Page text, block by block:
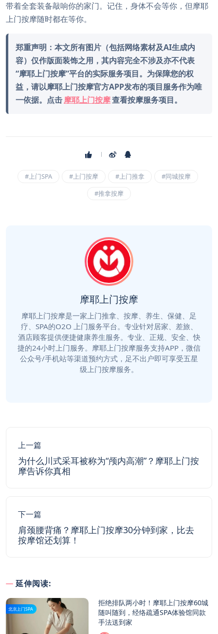
带着全套装备敲响你的家门。记住，身体不会等你，但摩耶
上门按摩随时都在等你。
郑重声明：本文所有图片（包括网络素材及AI生成内
容）仅作版面装饰之用，其内容完全不涉及亦不代表
“摩耶上门按摩”平台的实际服务项目。为保障您的权
益，请以摩耶上门按摩官方APP发布的项目服务作为唯
一依据。点击摩耶上门按摩查看按摩服务项目。
#上门SPA #上门按摩 #上门推拿
#同城按摩
#推拿按摩
摩耶上门按摩
摩耶上门按摩是一家上门推拿、按摩、养生、保健、足
疗、SPA的O2O 上门服务平台。专业针对居家、差旅、
酒店顾客提供便捷健康养生服务。专业、正规、安全、快
捷的24小时上门服务。摩耶上门按摩服务支持APP，微信
公众号/手机站等渠道预约方式，足不出户即可享受五星
级上门按摩服务。
上一篇
为什么川式采耳被称为“颅内高潮”？摩耶上门按
摩告诉你真相
下一篇
肩颈腰背痛？摩耶上门按摩30分钟到家，比去
按摩馆还划算！
延伸阅读:
北京上门SPA
拒绝排队两小时！摩耶上门按摩60城
随叫随到，经络疏通SPA体验馆同款
手法送到家